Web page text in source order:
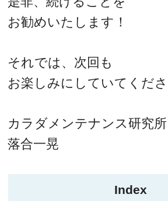
お勧めいたします！
それでは、次回も
お楽しみにしていてくださ
カラダメンテナンス研究所
落合一晃
Index